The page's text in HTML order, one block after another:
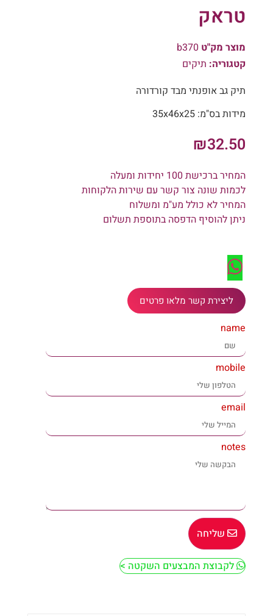
טראק
מוצר מק"טb370
קטגוריה:תיקים
תיק גב אופנתי מבד קורדורה
מידות בס"מ: 35x46x25
₪32.50
המחיר ברכישת 100 יחידות ומעלה
לכמות שונה צור קשר עם שירות הלקוחות
המחיר לא כולל מע"מ ומשלוח
ניתן להוסיף הדפסה בתוספת תשלום
ליצירת קשר מלאו פרטים
name
mobile
email
notes
שליחה
לקבוצת המבצעים השקטה >